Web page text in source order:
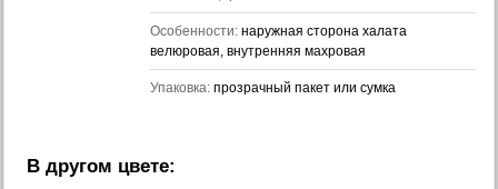
Особенности: наружная сторона халата
велюровая, внутренняя махровая
Упаковка: прозрачный пакет или сумка
В другом цвете: